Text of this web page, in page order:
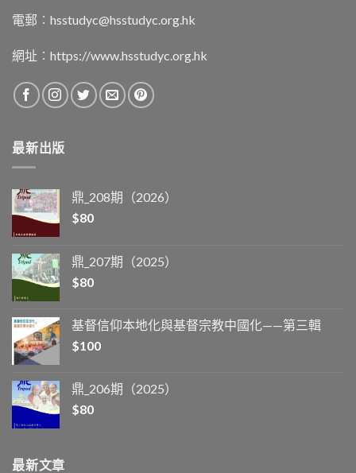
電郵︰ hsstudyc@hsstudyc.org.hk
網址︰ https://www.hsstudyc.org.hk
最新出版
鼎_208期（2026）
$80
鼎_207期（2025）
$80
基督信仰本地化與基督宗教中國化——第三輯
$100
鼎_206期（2025）
$80
最新文章